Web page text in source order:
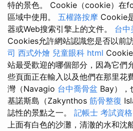
特的景色。 Cookie（cookie）在
區域中使用。 五權路按摩 Cookie
器或Web搜索引擎上的文件。 台中
Cookies允許網站認識您是否以前
司 西式外燴 兒童眼科 html
站最受歡迎的哪個部分，因為它們
些頁面正在輸入以及他們在那里花
灣（Navagio 台中喬骨盆 Bay），
基諾斯島（Zakynthos 筋骨整復
誌性的景點之一。 記帳士 考試資格
上面有白色的沙灘，清澈的水和沈